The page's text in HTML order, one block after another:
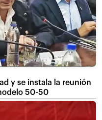
y se instala la reunión
50-50